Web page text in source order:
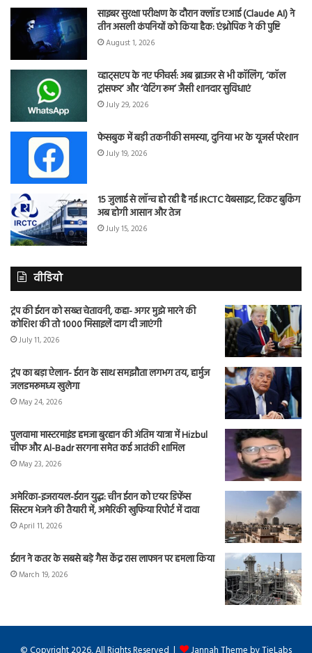
साइबर सुरक्षा परीक्षण के दौरान क्लॉड एआई (Claude AI) ने
तीन असली कंपनियों को किया हैक: एंथ्रोपिक ने की पुष्टि
August 1, 2026
व्हाट्सएप के नए फीचर्स: अब ब्राउजर से भी कॉलिंग, ‘कॉल
ट्रांसफर’ और ‘वेटिंग रूम’ जैसी शानदार सुविधाएं
July 29, 2026
फेसबुक में बड़ी तकनीकी समस्या, दुनिया भर के यूजर्स परेशान
July 19, 2026
15 जुलाई से लॉन्च हो रही है नई IRCTC वेबसाइट, टिकट बुकिंग
अब होगी आसान और तेज
July 15, 2026
वीडियो
ट्रंप की ईरान को सख्त चेतावनी, कहा- अगर मुझे मारने की
कोशिश की तो 1000 मिसाइलें दाग दी जाएंगी
July 11, 2026
ट्रंप का बड़ा ऐलान- ईरान के साथ समझौता लगभग तय, हार्मुज
जलडमरूमध्य खुलेगा
May 24, 2026
पुलवामा मास्टरमाइंड हमजा बुरहान की अंतिम यात्रा में Hizbul
चीफ और Al-Badr सरगना समेत कई आतंकी शामिल
May 23, 2026
अमेरिका-इजरायल-ईरान युद्ध: चीन ईरान को एयर डिफेंस
सिस्टम भेजने की तैयारी में, अमेरिकी खुफिया रिपोर्ट में दावा
April 11, 2026
ईरान ने कतर के सबसे बड़े गैस केंद्र रास लाफान पर हमला किया
March 19, 2026